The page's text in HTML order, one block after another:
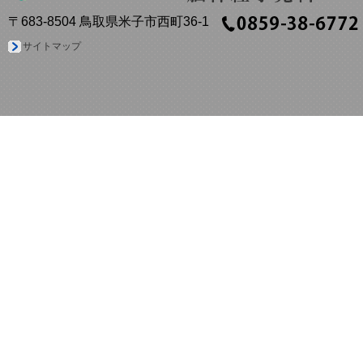
〒683-8504 鳥取県米子市西町36-1
サイトマップ